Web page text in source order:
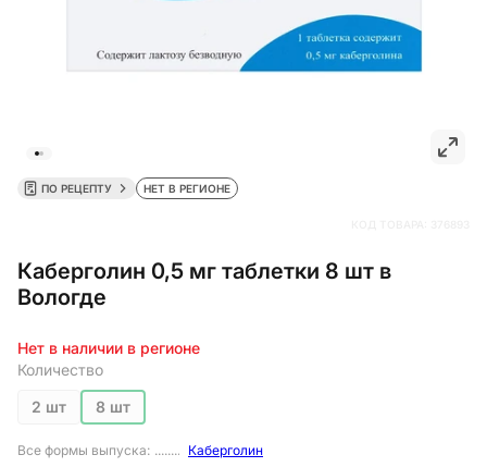
Каберголин 0,5 мг таблетки 8 шт в
Вологде
ПО РЕЦЕПТУ НЕТ В РЕГИОНЕ
Все формы выпуска:
Каберголин
Нет в наличии в регионе
Количество
2 шт
8 шт